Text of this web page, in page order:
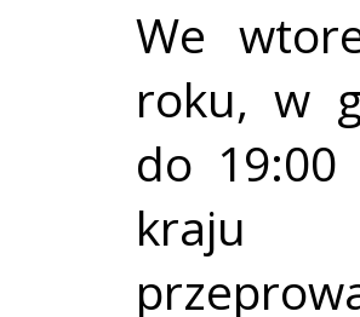
We
roku, w
do 19:00